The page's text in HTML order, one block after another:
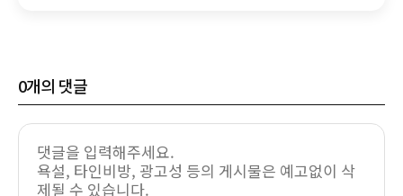
0개의 댓글